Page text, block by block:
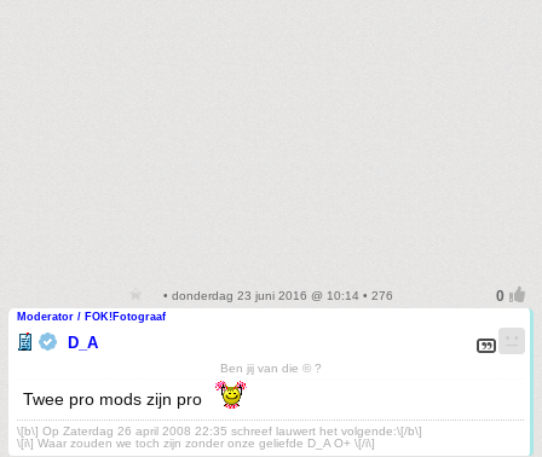
• donderdag 23 juni 2016 @ 10:14 • 276
Moderator / FOK!Fotograaf
D_A
Ben jij van die © ?
Twee pro mods zijn pro
\[b\] Op Zaterdag 26 april 2008 22:35 schreef lauwert het volgende:\[/b\]
\[i\] Waar zouden we toch zijn zonder onze geliefde D_A O+ \[/i\]